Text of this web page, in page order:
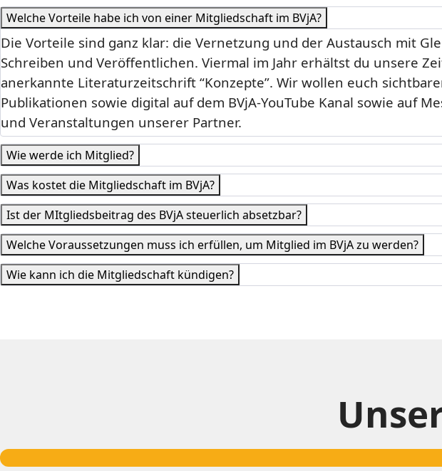
Welche Vorteile habe ich von einer Mitgliedschaft im BVjA?
Die Vorteile sind ganz klar: die Vernetzung und der Austausch mit
Schreiben und Veröffentlichen. Viermal im Jahr erhältst du unsere
anerkannte Literaturzeitschrift “Konzepte”. Wir wollen euch
Publikationen sowie digital auf dem BVjA-YouTube Kanal sowie auf
und Veranstaltungen unserer Partner.
Wie werde ich Mitglied?
Was kostet die Mitgliedschaft im BVjA?
Ist der MItgliedsbeitrag des BVjA steuerlich absetzbar?
Welche Voraussetzungen muss ich erfüllen, um Mitglied im BVjA zu werden?
Wie kann ich die Mitgliedschaft kündigen?